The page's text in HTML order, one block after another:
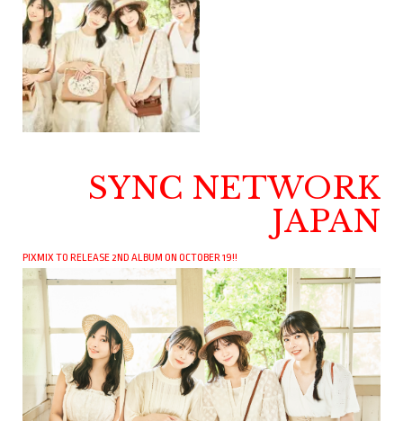
SYNC NETWORK
JAPAN
PIXMIX TO RELEASE 2ND ALBUM ON OCTOBER 19!!